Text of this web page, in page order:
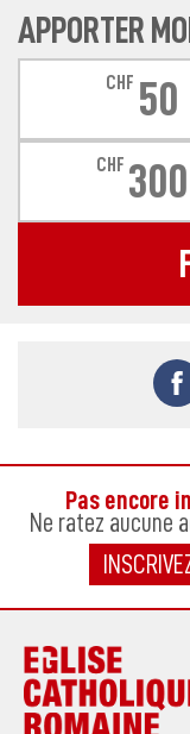
APPORTER
CHF 50
CHF 300
Pas encore
Ne ratez aucune